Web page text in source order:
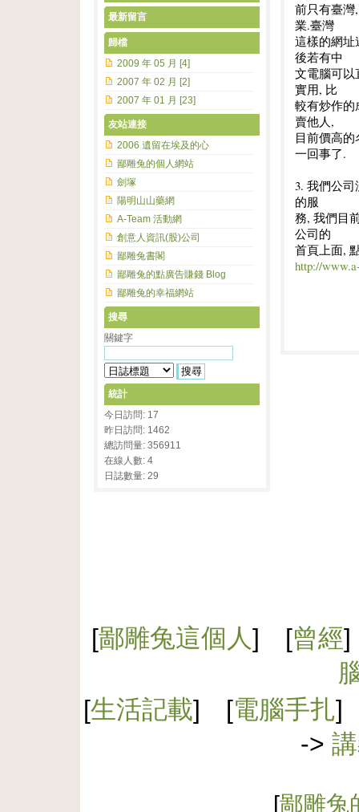
前只有臺灣
業.臺灣
這樣的網址
後若有中
文電腦可以
實用, 比
較有炒作的
賣他人,
目前價高
一回事了.
3. 我們公
的服
務, 我們目
公司的
首頁上面,
http://
最新留言
歸檔
2009 年 05 月 [4]
2007 年 02 月 [2]
2007 年 01 月 [23]
友站連接
2006 遺留在埃及的心
鄙雕兔的個人網站
劍塚
陽明山山藥網
A-Team 活動網
創意人資訊(股)公司
鄙雕兔書閣
鄙雕兔的點廣告賺錢 Blog
鄙雕兔的幸福網站
搜尋
關鍵字
統計
今日訪問: 17
昨日訪問: 1462
總訪問量: 356911
在線人數: 4
日誌數量: 29
[鄙雕兔這個人] [曾經
[生活記載] [電腦手扎]
->
[鄙雕兔